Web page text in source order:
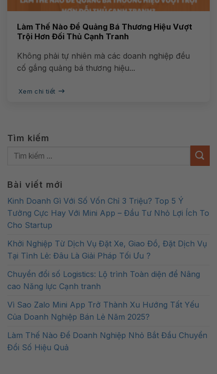
Làm Thế Nào Để Quảng Bá Thương Hiệu Vượt
Trội Hơn Đối Thủ Cạnh Tranh
Không phải tự nhiên mà các doanh nghiệp đều
cố gắng quảng bá thương hiệu...
Xem chi tiết
Tìm kiếm
Bài viết mới
Kinh Doanh Gì Với Số Vốn Chỉ 3 Triệu? Top 5 Ý
Tưởng Cực Hay Với Mini App – Đầu Tư Nhỏ Lợi Ích To
Cho Startup
Khởi Nghiệp Từ Dịch Vụ Đặt Xe, Giao Đồ, Đặt Dịch Vụ
Tại Tỉnh Lẻ: Đâu Là Giải Pháp Tối Ưu ?
Chuyển đổi số Logistics: Lộ trình Toàn diện để Nâng
cao Năng lực Cạnh tranh
Vì Sao Zalo Mini App Trở Thành Xu Hướng Tất Yếu
Của Doanh Nghiệp Bán Lẻ Năm 2025?
Làm Thế Nào Để Doanh Nghiệp Nhỏ Bắt Đầu Chuyển
Đổi Số Hiệu Quả